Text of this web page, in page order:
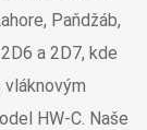
Paňdžáb,
a 2D7, kde
HW-C. Naše